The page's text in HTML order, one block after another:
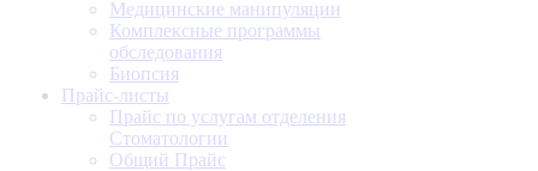
Медицинские манипуляции
Комплексные программы
обследования
Биопсия
Прайс-листы
Прайс по услугам отделения
Стоматологии
Общий Прайс